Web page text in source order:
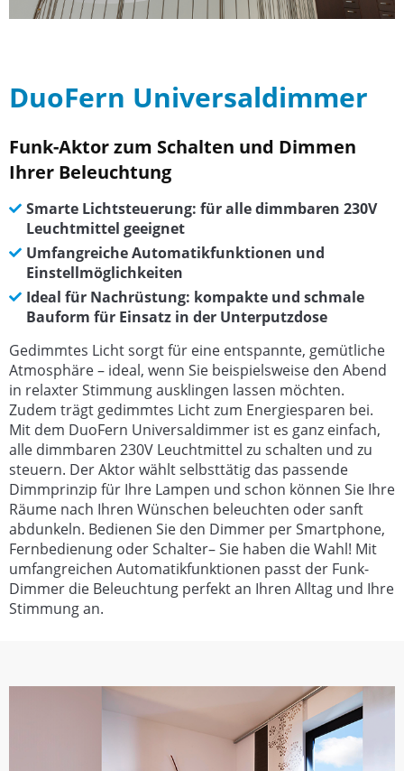
DuoFern Universaldimmer
Funk-Aktor zum Schalten und Dimmen
Ihrer Beleuchtung
Smarte Lichtsteuerung: für alle dimmbaren 230V
Leuchtmittel geeignet
Umfangreiche Automatikfunktionen und
Einstellmöglichkeiten
Ideal für Nachrüstung: kompakte und schmale
Bauform für Einsatz in der Unterputzdose
Gedimmtes Licht sorgt für eine entspannte, gemütliche
Atmosphäre – ideal, wenn Sie beispielsweise den Abend
in relaxter Stimmung ausklingen lassen möchten.
Zudem trägt gedimmtes Licht zum Energiesparen bei.
Mit dem DuoFern Universaldimmer ist es ganz einfach,
alle dimmbaren 230V Leuchtmittel zu schalten und zu
steuern. Der Aktor wählt selbsttätig das passende
Dimmprinzip für Ihre Lampen und schon können Sie Ihre
Räume nach Ihren Wünschen beleuchten oder sanft
abdunkeln. Bedienen Sie den Dimmer per Smartphone,
Fernbedienung oder Schalter– Sie haben die Wahl! Mit
umfangreichen Automatikfunktionen passt der Funk-
Dimmer die Beleuchtung perfekt an Ihren Alltag und Ihre
Stimmung an.